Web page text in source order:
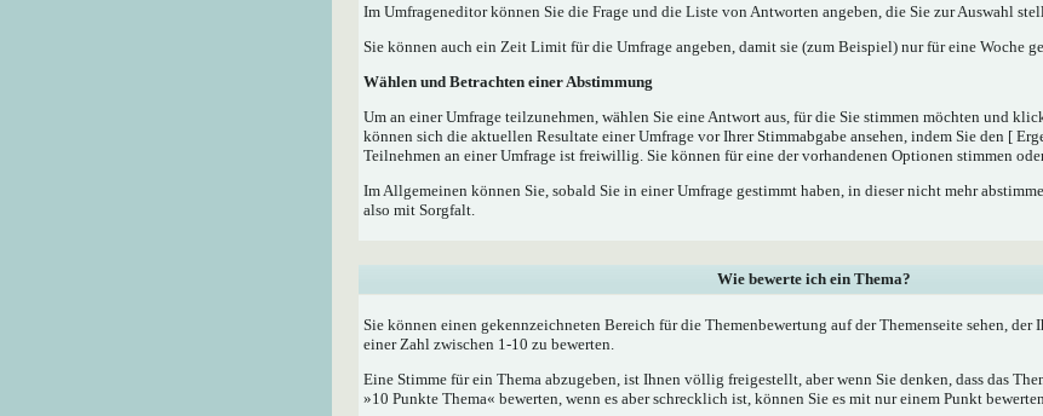
Im Umfrageneditor können Sie die Frage und die Liste von Antworten angeben, die Sie zur Auswahl
Sie können auch ein Zeit Limit für die Umfrage angeben, damit sie (zum Beispiel) nur für eine Woche
Wählen und Betrachten einer Abstimmung
Um an einer Umfrage teilzunehmen, wählen Sie eine Antwort aus, für die Sie stimmen möchten und
können sich die aktuellen Resultate einer Umfrage vor Ihrer Stimmabgabe ansehen, indem Sie den [
Teilnehmen an einer Umfrage ist freiwillig. Sie können für eine der vorhandenen Optionen stimmen
Im Allgemeinen können Sie, sobald Sie in einer Umfrage gestimmt haben, in dieser nicht mehr
also mit Sorgfalt.
Wie bewerte ich ein Thema?
Sie können einen gekennzeichneten Bereich für die Themenbewertung auf der Themenseite sehen, der
einer Zahl zwischen 1-10 zu bewerten.
Eine Stimme für ein Thema abzugeben, ist Ihnen völlig freigestellt, aber wenn Sie denken, dass das
»10 Punkte Thema« bewerten, wenn es aber schrecklich ist, können Sie es mit nur einem Punkt